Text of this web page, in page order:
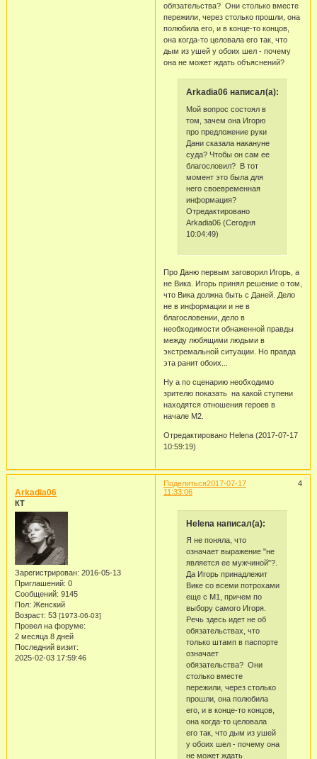
обязательства? Они столько вместе
пережили, через столько прошли, она
полюбила его, и в конце-то концов,
она когда-то целовала его так, что
дым из ушей у обоих шел - почему
она не может ждать объяснений?
Arkadia06 написал(а):
Мой вопрос состоял в
том, зачем она Игорю
про предложение руки
Дани сказала накануне
суда? Чтобы он сам ее
благословил? В тот
момент это была для
него своевременная
информация?
Отредактировано
Arkadia06 (Сегодня
10:04:49)
Про Даню первым заговорил Игорь, а
не Вика. Игорь принял решение о том,
что Вика должна быть с Даней. Дело
не в информации и не в
благословении, дело в
необходимости обнаженной правды
между любящими людьми в
экстремальной ситуации. Но правда
эта ранит обоих...
Ну а по сценарию необходимо
зрителю показать на какой ступени
находятся отношения героев в
начале М2.
Отредактировано Helena (2017-07-17
10:59:19)
Поделиться 4
2017-07-17
11:33:06
Arkadia06
КТ
Зарегистрирован: 2016-05-13
Приглашений: 0
Сообщений: 9145
Пол: Женский
Возраст: 53 [1973-06-03]
Провел на форуме:
2 месяца 8 дней
Последний визит:
2025-02-03 17:59:46
Helena написал(а):
Я не поняла, что
означает выражение "не
является ее мужчиной"?.
Да Игорь принадлежит
Вике со всеми потрохами
еще с М1, причем по
выбору самого Игоря.
Речь здесь идет не об
обязательствах, что
только штамп в паспорте
означает
обязательства? Они
столько вместе
пережили, через столько
прошли, она полюбила
его, и в конце-то концов,
она когда-то целовала
его так, что дым из ушей
у обоих шел - почему она
не может ждать